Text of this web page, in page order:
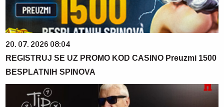
20. 07. 2026 08:04
REGISTRUJ SE UZ PROMO KOD CASINO Preuzmi 1500
BESPLATNIH SPINOVA